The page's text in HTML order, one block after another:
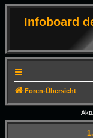
Infoboard
Foren-Übersicht